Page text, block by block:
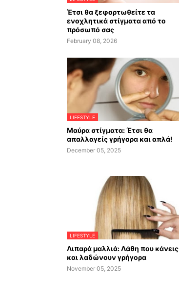
Έτσι θα ξεφορτωθείτε τα
ενοχλητικά στίγματα από το
πρόσωπό σας
February 08, 2026
LIFESTYLE
Μαύρα στίγματα: Έτσι θα
απαλλαγείς γρήγορα και απλά!
December 05, 2025
LIFESTYLE
Λιπαρά μαλλιά: Λάθη που κάνεις
και λαδώνουν γρήγορα
November 05, 2025